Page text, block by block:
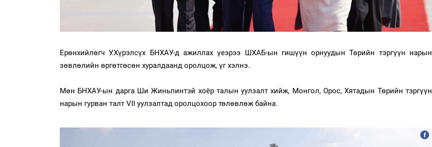
Ерөнхийлөгч У.Хүрэлсүх БНХАУ-д ажиллах үеэрээ ШХАБ-ын гишүүн орнуудын Төрийн тэргүүн нарын
зөвлөлийн өргөтгөсөн хуралдаанд оролцож, үг хэлнэ.
Мөн БНХАУ-ын дарга Ши Жиньпинтэй хоёр талын уулзалт хийж, Монгол, Орос, Хятадын Төрийн тэргүүн
нарын гурван талт VII уулзалтад оролцохоор төлөвлөж байна.